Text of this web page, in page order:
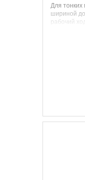
Для тонких
шириной
рабочий
кабелей,